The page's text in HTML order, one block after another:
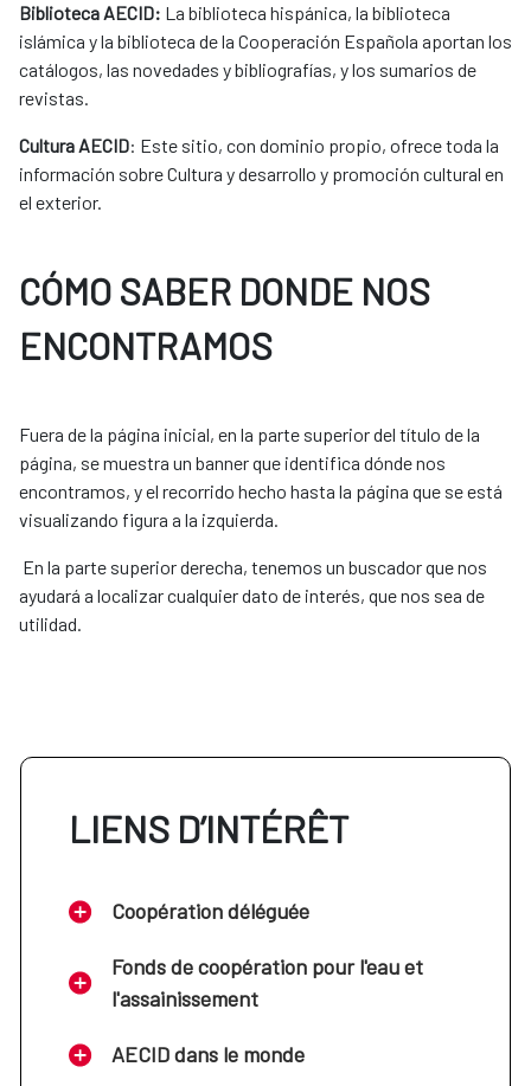
Biblioteca AECID: La biblioteca hispánica, la biblioteca
islámica y la biblioteca de la Cooperación Española aportan los
catálogos, las novedades y bibliografías, y los sumarios de
revistas.
Cultura AECID: Este sitio, con dominio propio, ofrece toda la
información sobre Cultura y desarrollo y promoción cultural en
el exterior.
CÓMO SABER DONDE NOS
ENCONTRAMOS
Fuera de la página inicial, en la parte superior del título de la
página, se muestra un banner que identifica dónde nos
encontramos, y el recorrido hecho hasta la página que se está
visualizando figura a la izquierda.
En la parte superior derecha, tenemos un buscador que nos
ayudará a localizar cualquier dato de interés, que nos sea de
utilidad.
LIENS D’INTÉRÊT
Coopération déléguée
Fonds de coopération pour l'eau et
l'assainissement
AECID dans le monde